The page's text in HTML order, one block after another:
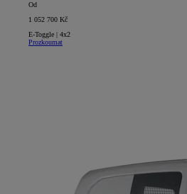
Od
1 052 700 Kč
E-Toggle | 4x2
Prozkoumat